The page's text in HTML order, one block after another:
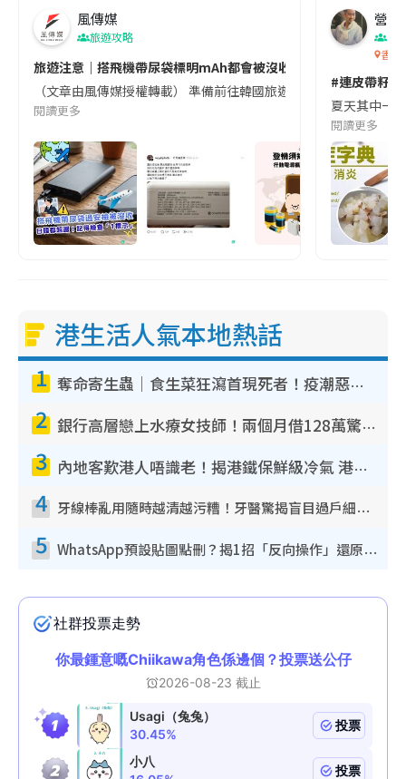
風傳媒
旅遊攻略
旅遊注意｜搭飛機帶尿袋標明mAh都會被沒收😱出發前切記檢查
（文章由風傳媒授權轉載） 準備前往韓國旅遊的民眾，近期要
閱讀更多
營養
香港
#連皮帶籽
夏天其中一
閱讀更多
港生活人氣本地熱話
1 奪命寄生蟲｜食生菜狂瀉首現死者！疫潮惡化錄1.8萬宗病例 揭洗菜3大謬誤
2 銀行高層戀上水療女技師！兩個月借128萬驚覺「沉船」沉落火海 揭背後疑似邪教操控賣淫
3 內地客歎港人唔識老！揭港鐵保鮮級冷氣 港人求放過：咪投訴
4 牙線棒亂用隨時越清越污糟！牙醫驚揭盲目過戶細菌恐致蛀牙：呢種先係日常真保養
5 WhatsApp預設貼圖點刪？揭1招「反向操作」還原簡潔介面 附3步實測教學